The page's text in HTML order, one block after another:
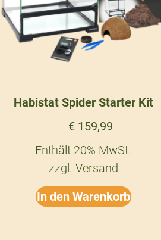
Habistat Spider Starter Kit
€ 159,99
Enthält 20% MwSt.
zzgl. Versand
In den Warenkorb